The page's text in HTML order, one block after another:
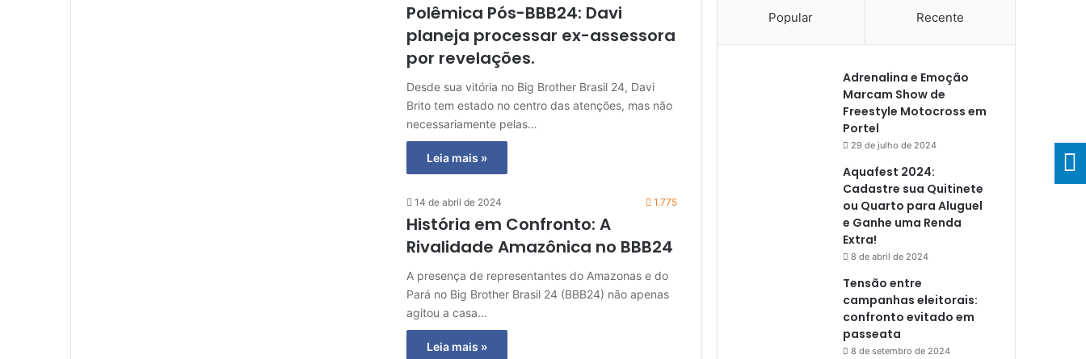
Polêmica Pós-BBB24: Davi
planeja processar ex-assessora
por revelações.
Desde sua vitória no Big Brother Brasil 24, Davi
Brito tem estado no centro das atenções, mas não
necessariamente pelas…
Leia mais »
14 de abril de 2024 1.775
História em Confronto: A
Rivalidade Amazônica no BBB24
A presença de representantes do Amazonas e do
Pará no Big Brother Brasil 24 (BBB24) não apenas
agitou a casa…
Leia mais »
Popular Recente
Adrenalina e Emoção
Marcam Show de
Freestyle Motocross em
Portel
29 de julho de 2024
Aquafest 2024:
Cadastre sua Quitinete
ou Quarto para Aluguel
e Ganhe uma Renda
Extra!
8 de abril de 2024
Tensão entre
campanhas eleitorais:
confronto evitado em
passeata
8 de setembro de 2024